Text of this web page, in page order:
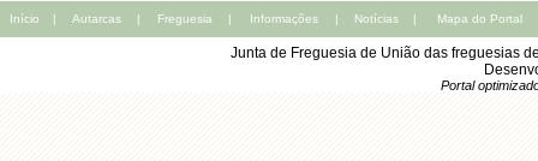
Início | Autarcas | Freguesia | Informações | Notícias | Mapa do Portal
Junta de Freguesia de União das freguesias
Portal